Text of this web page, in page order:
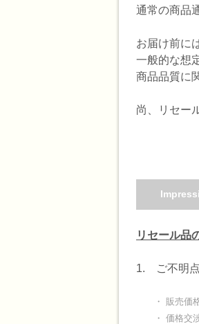
通常の商品
お届け前に
一般的な想
商品品質に
尚、リセー
リセール品
1. ご不明点
・ 販売価格
・ 価格交渉